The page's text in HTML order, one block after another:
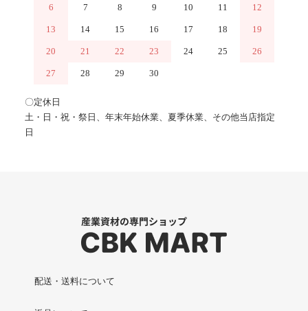
6 7 8 9 10 11 12
13 14 15 16 17 18 19
20 21 22 23 24 25 26
27 28 29 30
〇定休日
土・日・祝・祭日、年末年始休業、夏季休業、その他当店指定
日
配送・送料について